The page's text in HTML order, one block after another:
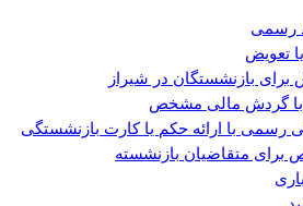
بازنشستگان در شیراز